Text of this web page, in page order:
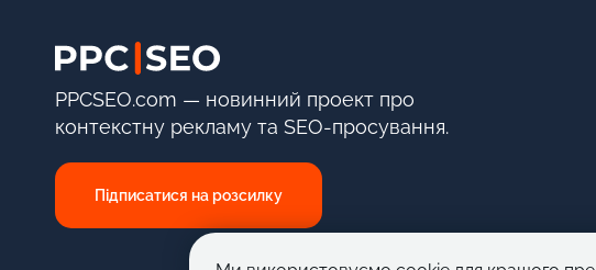
PPCSEO.com — новинний проект про
контекстну рекламу та SEO-просування.
Підписатися на розсилку